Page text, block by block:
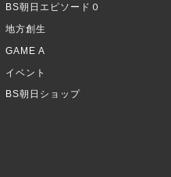
BS朝日エピソード０
地方創生
GAME A
イベント
BS朝日ショップ